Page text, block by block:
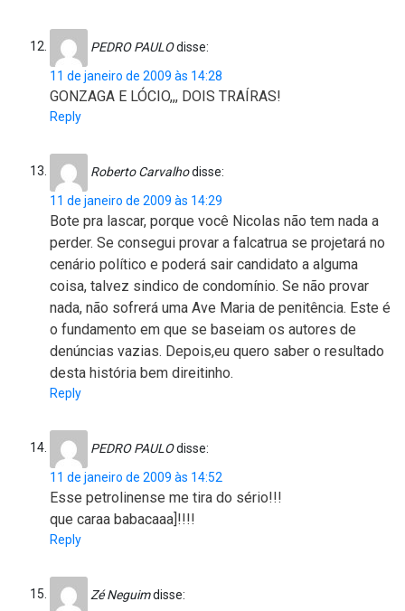
PEDRO PAULOdisse:
11 de janeiro de 2009 às 14:28
GONZAGA E LÓCIO,,, DOIS TRAÍRAS!
Reply
Roberto Carvalhodisse:
11 de janeiro de 2009 às 14:29
Bote pra lascar, porque você Nicolas não tem nada a
perder. Se consegui provar a falcatrua se projetará no
cenário político e poderá sair candidato a alguma
coisa, talvez sindico de condomínio. Se não provar
nada, não sofrerá uma Ave Maria de penitência. Este é
o fundamento em que se baseiam os autores de
denúncias vazias. Depois,eu quero saber o resultado
desta história bem direitinho.
Reply
PEDRO PAULOdisse:
11 de janeiro de 2009 às 14:52
Esse petrolinense me tira do sério!!!
que caraa babacaaa]!!!!
Reply
Zé Neguimdisse: